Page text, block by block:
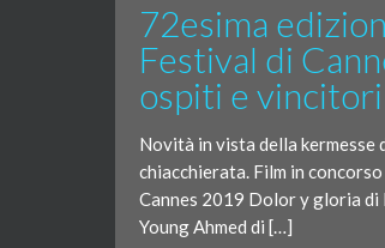
72esima
Festival di
ospiti e vincitori
Novità in vista della kermesse
chiacchierata. Film in
Cannes 2019 Dolor y gloria di
Young Ahmed di […]